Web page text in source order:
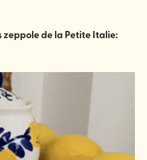
zeppole de la Petite Italie: